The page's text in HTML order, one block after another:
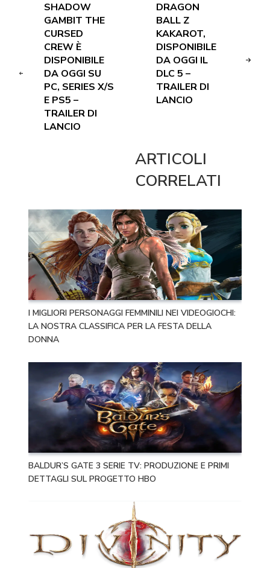
SHADOW
GAMBIT THE
CURSED
CREW È
DISPONIBILE
DA OGGI SU
PC, SERIES X/S
E PS5 –
TRAILER DI
LANCIO
DRAGON
BALL Z
KAKAROT,
DISPONIBILE
DA OGGI IL
DLC 5 –
TRAILER DI
LANCIO
ARTICOLI
CORRELATI
I MIGLIORI PERSONAGGI FEMMINILI NEI VIDEOGIOCHI:
LA NOSTRA CLASSIFICA PER LA FESTA DELLA
DONNA
BALDUR’S GATE 3 SERIE TV: PRODUZIONE E PRIMI
DETTAGLI SUL PROGETTO HBO